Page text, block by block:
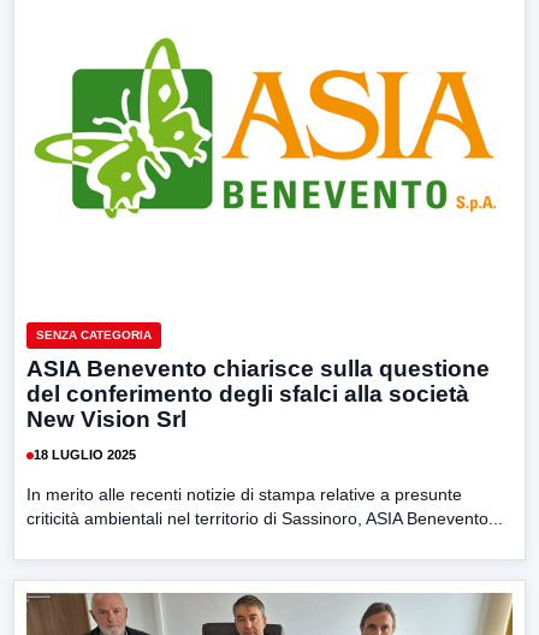
SENZA CATEGORIA
ASIA Benevento chiarisce sulla questione
del conferimento degli sfalci alla società
New Vision Srl
18 LUGLIO 2025
In merito alle recenti notizie di stampa relative a presunte
criticità ambientali nel territorio di Sassinoro, ASIA Benevento...